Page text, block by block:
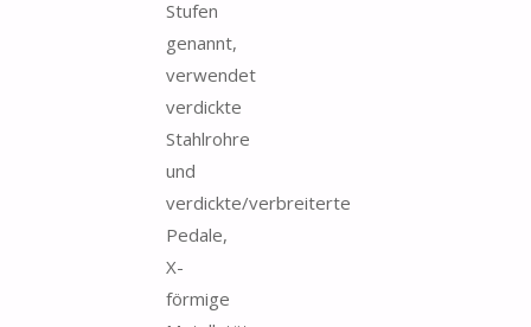
Stufen
genannt,
verwendet
verdickte
Stahlrohre
und
verdickte/verbreiterte
Pedale,
X-
förmige